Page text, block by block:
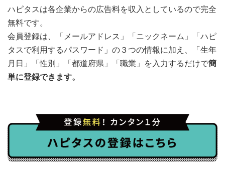
ハピタスは各企業からの広告料を収入としているので完全
無料です。
会員登録は、「メールアドレス」「ニックネーム」「ハピ
タスで利用するパスワード」の３つの情報に加え、「生年
月日」「性別」「都道府県」「職業」を入力するだけで簡
単に登録できます。